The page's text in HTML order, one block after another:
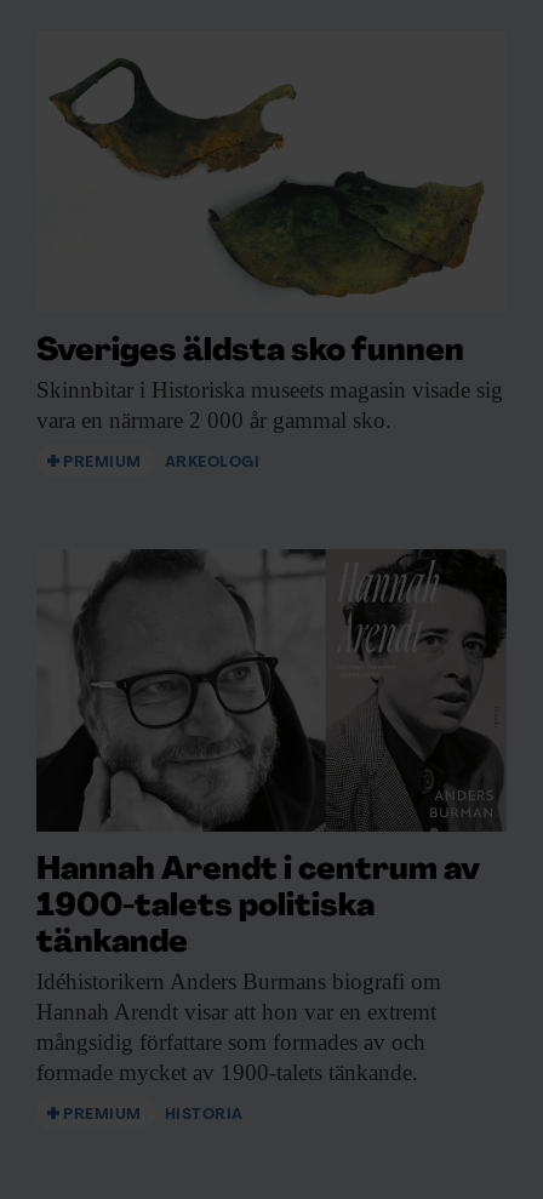
Sveriges äldsta sko funnen
Skinnbitar i Historiska museets magasin visade sig
vara en närmare 2 000 år gammal sko.
PREMIUM ARKEOLOGI
Hannah Arendt i centrum av
1900-talets politiska
tänkande
Idéhistorikern Anders Burmans biografi om
Hannah Arendt visar att hon var en extremt
mångsidig författare som formades av och
formade mycket av 1900-talets tänkande.
PREMIUM HISTORIA